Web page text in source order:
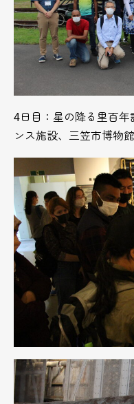
4日目：星の降る里百
ンス施設、三笠市博物館